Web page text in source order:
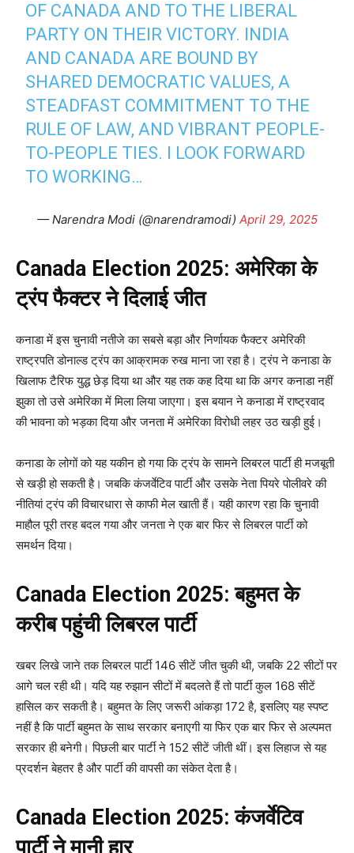
OF CANADA AND TO THE LIBERAL
PARTY ON THEIR VICTORY. INDIA
AND CANADA ARE BOUND BY
SHARED DEMOCRATIC VALUES, A
STEADFAST COMMITMENT TO THE
RULE OF LAW, AND VIBRANT PEOPLE-
TO-PEOPLE TIES. I LOOK FORWARD
TO WORKING…
— Narendra Modi (@narendramodi) April 29, 2025
Canada Election 2025: अमेरिका के
ट्रंप फैक्टर ने दिलाई जीत
कनाडा में इस चुनावी नतीजे का सबसे बड़ा और निर्णायक फैक्टर अमेरिकी
राष्ट्रपति डोनाल्ड ट्रंप का आक्रामक रुख माना जा रहा है। ट्रंप ने कनाडा के
खिलाफ टैरिफ युद्ध छेड़ दिया था और यह तक कह दिया था कि अगर कनाडा नहीं
झुका तो उसे अमेरिका में मिला लिया जाएगा। इस बयान ने कनाडा में राष्ट्रवाद
की भावना को भड़का दिया और जनता में अमेरिका विरोधी लहर उठ खड़ी हुई।
कनाडा के लोगों को यह यकीन हो गया कि ट्रंप के सामने लिबरल पार्टी ही मजबूती
से खड़ी हो सकती है। जबकि कंजर्वेटिव पार्टी और उसके नेता पियरे पोलीवरे की
नीतियां ट्रंप की विचारधारा से काफी मेल खाती हैं। यही कारण रहा कि चुनावी
माहौल पूरी तरह बदल गया और जनता ने एक बार फिर से लिबरल पार्टी को
समर्थन दिया।
Canada Election 2025: बहुमत के
करीब पहुंची लिबरल पार्टी
खबर लिखे जाने तक लिबरल पार्टी 146 सीटें जीत चुकी थी, जबकि 22 सीटों पर
आगे चल रही थी। यदि यह रुझान सीटों में बदलते हैं तो पार्टी कुल 168 सीटें
हासिल कर सकती है। बहुमत के लिए जरूरी आंकड़ा 172 है, इसलिए यह स्पष्ट
नहीं है कि पार्टी बहुमत के साथ सरकार बनाएगी या फिर एक बार फिर से अल्पमत
सरकार ही बनेगी। पिछली बार पार्टी ने 152 सीटें जीती थीं। इस लिहाज से यह
प्रदर्शन बेहतर है और पार्टी की वापसी का संकेत देता है।
Canada Election 2025: कंजर्वेटिव
पार्टी ने मानी हार